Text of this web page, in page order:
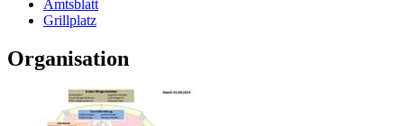
Amtsblatt
Grillplatz
Organisation